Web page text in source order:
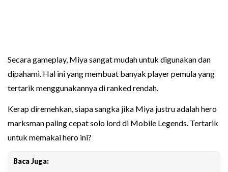
Secara gameplay, Miya sangat mudah untuk digunakan dan
dipahami. Hal ini yang membuat banyak player pemula yang
tertarik menggunakannya di ranked rendah.
Kerap diremehkan, siapa sangka jika Miya justru adalah hero
marksman paling cepat solo lord di Mobile Legends. Tertarik
untuk memakai hero ini?
Baca Juga: